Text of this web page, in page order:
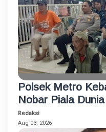
Polsek Metro
Nobar Piala
Pererat
Kamtibmas
Redaksi
Aug 03, 2026